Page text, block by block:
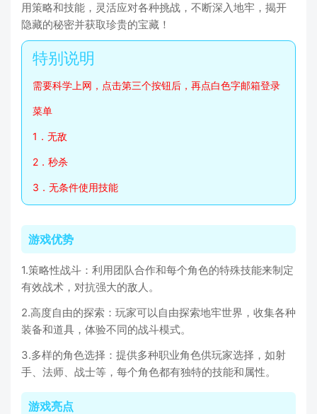
用策略和技能，灵活应对各种挑战，不断深入地牢，揭开
隐藏的秘密并获取珍贵的宝藏！
需要科学上网，点击第三个按钮后，再点白色字邮箱登录
菜单
1．无敌
2．秒杀
3．无条件使用技能
游戏优势
1.策略性战斗：利用团队合作和每个角色的特殊技能来制定
有效战术，对抗强大的敌人。
2.高度自由的探索：玩家可以自由探索地牢世界，收集各种
装备和道具，体验不同的战斗模式。
3.多样的角色选择：提供多种职业角色供玩家选择，如射
手、法师、战士等，每个角色都有独特的技能和属性。
游戏亮点